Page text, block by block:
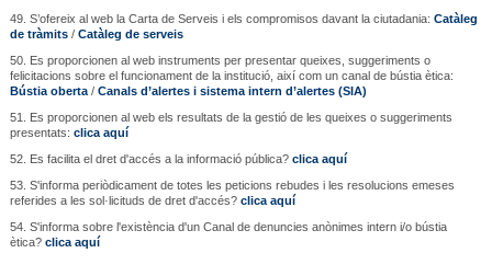
49. S’ofereix al web la Carta de Serveis i els compromisos davant la ciutadania: Catàleg
de tràmits/ Catàleg de serveis
50. Es proporcionen al web instruments per presentar queixes, suggeriments o
felicitacions sobre el funcionament de la institució, així com un canal de bústia ètica:
Bústia oberta/ Canals d’alertes i sistema intern d’alertes (SIA)
51. Es proporcionen al web els resultats de la gestió de les queixes o suggeriments
presentats: clica aquí
52. Es facilita el dret d'accés a la informació pública? clica aquí
53. S'informa periòdicament de totes les peticions rebudes i les resolucions emeses
referides a les sol·licituds de dret d'accés? clica aquí
54. S'informa sobre l'existència d'un Canal de denuncies anònimes intern i/o bústia
ètica? clica aquí